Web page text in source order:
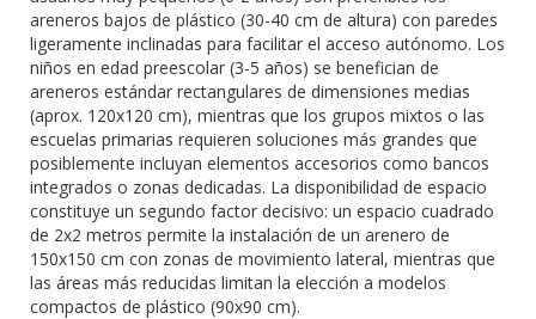
areneros bajos de plástico (30-40 cm de altura) con paredes
ligeramente inclinadas para facilitar el acceso autónomo. Los
niños en edad preescolar (3-5 años) se benefician de
areneros estándar rectangulares de dimensiones medias
(aprox. 120x120 cm), mientras que los grupos mixtos o las
escuelas primarias requieren soluciones más grandes que
posiblemente incluyan elementos accesorios como bancos
integrados o zonas dedicadas. La disponibilidad de espacio
constituye un segundo factor decisivo: un espacio cuadrado
de 2x2 metros permite la instalación de un arenero de
150x150 cm con zonas de movimiento lateral, mientras que
las áreas más reducidas limitan la elección a modelos
compactos de plástico (90x90 cm).